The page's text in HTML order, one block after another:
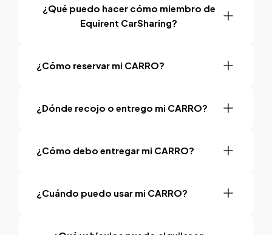
¿Qué puedo hacer cómo miembro de
Equirent CarSharing?
¿Cómo reservar mi CARRO?
¿Dónde recojo o entrego mi CARRO?
¿Cómo debo entregar mi CARRO?
¿Cuándo puedo usar mi CARRO?